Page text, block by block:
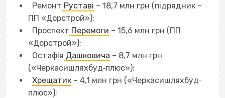
Ремонт Руставі – 18,7 млн грн (підрядник –
ПП «Дорстрой»);
Проспект Перемоги – 15,6 млн грн (ПП
«Дорстрой»);
Остафія Дашковича – 8,7 млн грн
(«Черкасишляхбуд‐плюс»);
Хрещатик– 4,1 млн грн («Черкасишляхбуд‐
плюс»);